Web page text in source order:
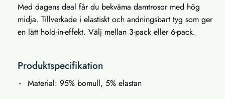
Med dagens deal får du bekväma damtrosor med hög
midja. Tillverkade i elastiskt och andningsbart tyg som ger
en lätt hold-in-effekt. Välj mellan 3-pack eller 6-pack.
Produktspecifikation
Material: 95% bomull, 5% elastan